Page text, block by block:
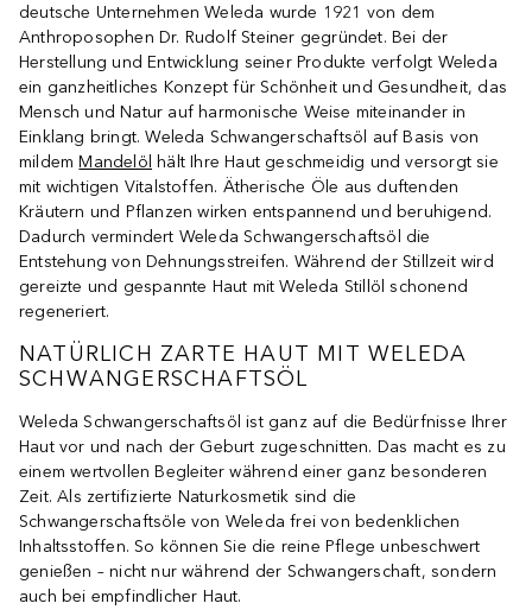
deutsche Unternehmen Weleda wurde 1921 von dem
Anthroposophen Dr. Rudolf Steiner gegründet. Bei der
Herstellung und Entwicklung seiner Produkte verfolgt Weleda
ein ganzheitliches Konzept für Schönheit und Gesundheit, das
Mensch und Natur auf harmonische Weise miteinander in
Einklang bringt. Weleda Schwangerschaftsöl auf Basis von
mildemMandelöl hält Ihre Haut geschmeidig und versorgt sie
mit wichtigen Vitalstoffen. Ätherische Öle aus duftenden
Kräutern und Pflanzen wirken entspannend und beruhigend.
Dadurch vermindert Weleda Schwangerschaftsöl die
Entstehung von Dehnungsstreifen. Während der Stillzeit wird
gereizte und gespannte Haut mit Weleda Stillöl schonend
regeneriert.
NATÜRLICH ZARTE HAUT MIT WELEDA
SCHWANGERSCHAFTSÖL
Weleda Schwangerschaftsöl ist ganz auf die Bedürfnisse Ihrer
Haut vor und nach der Geburt zugeschnitten. Das macht es zu
einem wertvollen Begleiter während einer ganz besonderen
Zeit. Als zertifizierte Naturkosmetik sind die
Schwangerschaftsöle von Weleda frei von bedenklichen
Inhaltsstoffen. So können Sie die reine Pflege unbeschwert
genießen – nicht nur während der Schwangerschaft, sondern
auch bei empfindlicher Haut.